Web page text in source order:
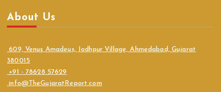
About Us
609, Venus Amadeus, Jodhpur Village, Ahmedabad, Gujarat
380015
+91 - 78628 57629
info@TheGujaratReport.com